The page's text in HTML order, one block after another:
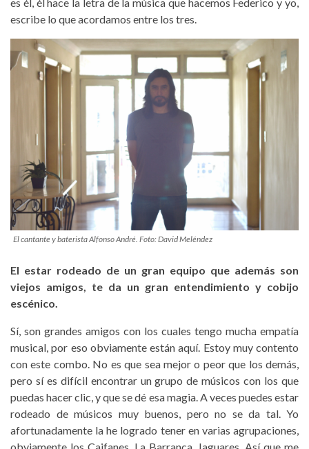
escribe lo que acordamos entre los tres.
El cantante y baterista Alfonso André. Foto: David Meléndez
El estar rodeado de un gran equipo que además son
viejos amigos, te da un gran entendimiento y cobijo
escénico.
Sí, son grandes amigos con los cuales tengo mucha empatía
musical, por eso obviamente están aquí. Estoy muy contento
con este combo. No es que sea mejor o peor que los demás,
pero sí es difícil encontrar un grupo de músicos con los que
puedas hacer clic, y que se dé esa magia. A veces puedes estar
rodeado de músicos muy buenos, pero no se da tal. Yo
afortunadamente la he logrado tener en varias agrupaciones,